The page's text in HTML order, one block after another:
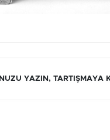
YAZIN, TARTIŞMAYA